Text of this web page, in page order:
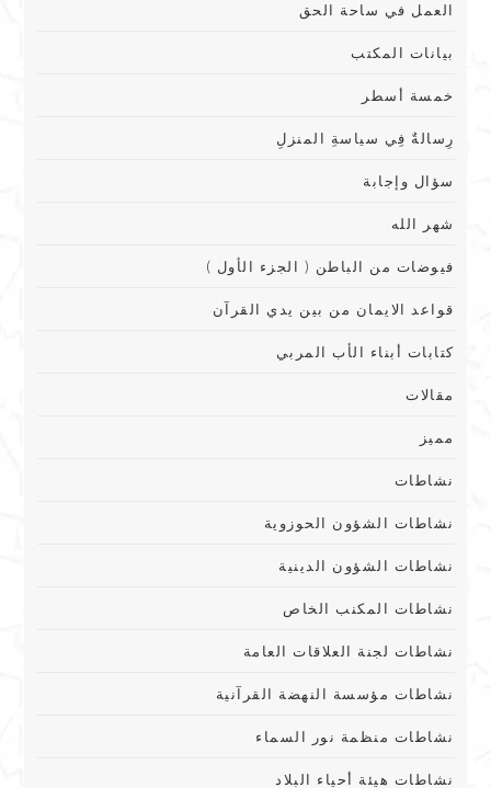
العمل في ساحة الحق
بيانات المكتب
خمسة أسطر
رِسالةٌ فِي سياسةِ المنزلِ
سؤال وإجابة
شهر الله
فيوضات من الباطن ( الجزء الأول )
قواعد الايمان من بين يدي القرآن
كتابات أبناء الأب المربي
مقالات
مميز
نشاطات
نشاطات الشؤون الحوزوية
نشاطات الشؤون الدينية
نشاطات المكنب الخاص
نشاطات لجنة العلاقات العامة
نشاطات مؤسسة النهضة القرآنية
نشاطات منظمة نور السماء
نشاطات هيئة أحياء البلاد